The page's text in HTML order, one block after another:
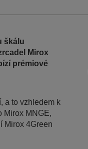
škálu
Mirox
prémiové
a to vzhledem k
Mirox MNGE,
Mirox 4Green